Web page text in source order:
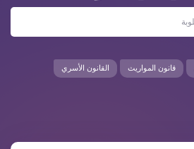
القانون الأسري قانون المواريث